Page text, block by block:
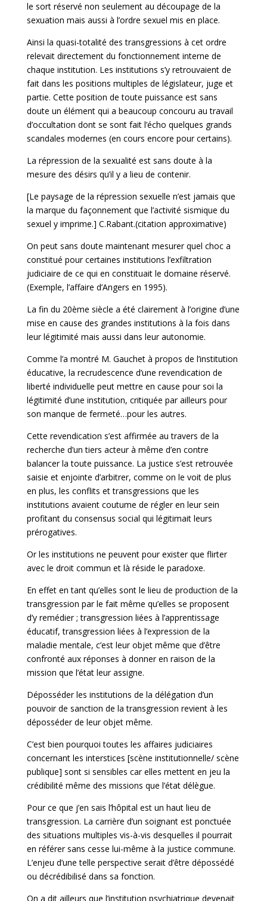
le sort réservé non seulement au découpage de la
sexuation mais aussi à l’ordre sexuel mis en place.
Ainsi la quasi-totalité des transgressions à cet ordre
relevait directement du fonctionnement interne de
chaque institution. Les institutions s’y retrouvaient de
fait dans les positions multiples de législateur, juge et
partie. Cette position de toute puissance est sans
doute un élément qui a beaucoup concouru au travail
d’occultation dont se sont fait l’écho quelques grands
scandales modernes (en cours encore pour certains).
La répression de la sexualité est sans doute à la
mesure des désirs qu’il y a lieu de contenir.
[Le paysage de la répression sexuelle n’est jamais que
la marque du façonnement que l’activité sismique du
sexuel y imprime.] C.Rabant.(citation approximative)
On peut sans doute maintenant mesurer quel choc a
constitué pour certaines institutions l’exfiltration
judiciaire de ce qui en constituait le domaine réservé.
(Exemple, l’affaire d’Angers en 1995).
La fin du 20ème siècle a été clairement à l’origine d’une
mise en cause des grandes institutions à la fois dans
leur légitimité mais aussi dans leur autonomie.
Comme l’a montré M. Gauchet à propos de l’institution
éducative, la recrudescence d’une revendication de
liberté individuelle peut mettre en cause pour soi la
légitimité d’une institution, critiquée par ailleurs pour
son manque de fermeté…pour les autres.
Cette revendication s’est affirmée au travers de la
recherche d’un tiers acteur à même d’en contre
balancer la toute puissance. La justice s’est retrouvée
saisie et enjointe d’arbitrer, comme on le voit de plus
en plus, les conflits et transgressions que les
institutions avaient coutume de régler en leur sein
profitant du consensus social qui légitimait leurs
prérogatives.
Or les institutions ne peuvent pour exister que flirter
avec le droit commun et là réside le paradoxe.
En effet en tant qu’elles sont le lieu de production de la
transgression par le fait même qu’elles se proposent
d’y remédier ; transgression liées à l’apprentissage
éducatif, transgression liées à l’expression de la
maladie mentale, c’est leur objet même que d’être
confronté aux réponses à donner en raison de la
mission que l’état leur assigne.
Déposséder les institutions de la délégation d’un
pouvoir de sanction de la transgression revient à les
déposséder de leur objet même.
C’est bien pourquoi toutes les affaires judiciaires
concernant les interstices [scène institutionnelle/ scène
publique] sont si sensibles car elles mettent en jeu la
crédibilité même des missions que l’état délègue.
Pour ce que j’en sais l’hôpital est un haut lieu de
transgression. La carrière d’un soignant est ponctuée
des situations multiples vis-à-vis desquelles il pourrait
en référer sans cesse lui-même à la justice commune.
L’enjeu d’une telle perspective serait d’être dépossédé
ou décrédibilisé dans sa fonction.
On a dit ailleurs que l’institution psychiatrique devenait